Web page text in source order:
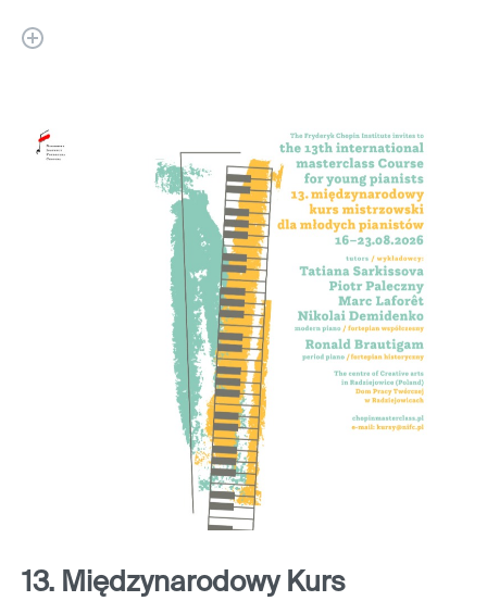
13. Międzynarodowy Kurs